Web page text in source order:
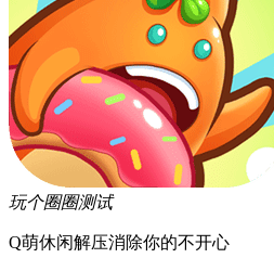
玩个圈圈测试
Q萌休闲解压消除你的不开心